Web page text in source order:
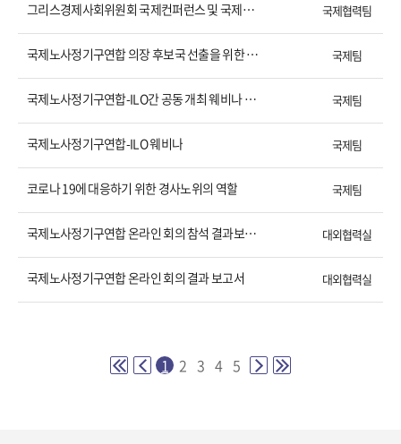
그리스경제사회위원회 국제컨퍼런스 및 국제노사정기구연합 총회 결과보고서 국제협력팀
국제노사정기구연합 의장 후보국 선출을 위한 아시아 회원국 의결권자 회의 개최 국제팀
국제노사정기구연합-ILO간 공동 개최 웨비나 결과보고서 국제팀
국제노사정기구연합-ILO 웨비나 국제팀
코로나 19에 대응하기 위한 경사노위의 역할 국제팀
국제노사정기구연합 온라인 회의 참석 결과보고서 대외협력실
국제노사정기구연합 온라인 회의 결과 보고서 대외협력실
1 2 3 4 5